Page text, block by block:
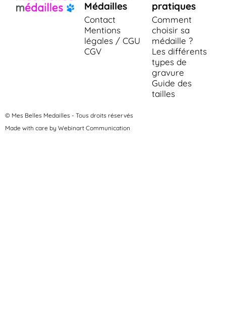
Médailles
Contact
Mentions
légales / CGU
CGV
pratiques
Comment
choisir sa
médaille ?
Les différents
types de
gravure
Guide des
tailles
© Mes Belles Medailles - Tous droits réservés
Made with care by Webinart Communication